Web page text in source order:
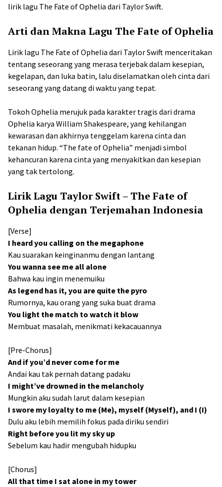
lirik lagu The Fate of Ophelia dari Taylor Swift.
Arti dan Makna Lagu The Fate of Ophelia
Lirik lagu The Fate of Ophelia dari Taylor Swift menceritakan
tentang seseorang yang merasa terjebak dalam kesepian,
kegelapan, dan luka batin, lalu diselamatkan oleh cinta dari
seseorang yang datang di waktu yang tepat.
Tokoh Ophelia merujuk pada karakter tragis dari drama
Ophelia karya William Shakespeare, yang kehilangan
kewarasan dan akhirnya tenggelam karena cinta dan
tekanan hidup. “The fate of Ophelia” menjadi simbol
kehancuran karena cinta yang menyakitkan dan kesepian
yang tak tertolong.
Lirik Lagu Taylor Swift – The Fate of
Ophelia dengan Terjemahan Indonesia
[Verse]
I heard you calling on the megaphone
Kau suarakan keinginanmu dengan lantang
You wanna see me all alone
Bahwa kau ingin menemuiku
As legend has it, you are quite the pyro
Rumornya, kau orang yang suka buat drama
You light the match to watch it blow
Membuat masalah, menikmati kekacauannya
[Pre-Chorus]
And if you’d never come for me
Andai kau tak pernah datang padaku
I might’ve drowned in the melancholy
Mungkin aku sudah larut dalam kesepian
I swore my loyalty to me (Me), myself (Myself), and I (I)
Dulu aku lebih memilih fokus pada diriku sendiri
Right before you lit my sky up
Sebelum kau hadir mengubah hidupku
[Chorus]
All that time I sat alone in my tower